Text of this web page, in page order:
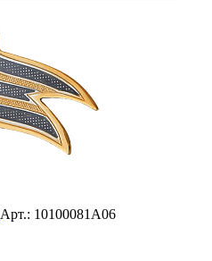
Арт.: 10100081А06